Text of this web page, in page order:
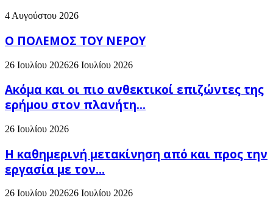
4 Αυγούστου 2026
Ο ΠΟΛΕΜΟΣ ΤΟΥ ΝΕΡΟΥ
26 Ιουλίου 202626 Ιουλίου 2026
Ακόμα και οι πιο ανθεκτικοί επιζώντες της
ερήμου στον πλανήτη...
26 Ιουλίου 2026
H καθημερινή μετακίνηση από και προς την
εργασία με τον...
26 Ιουλίου 202626 Ιουλίου 2026